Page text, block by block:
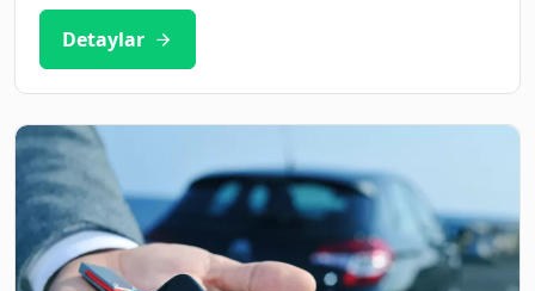
Detaylar